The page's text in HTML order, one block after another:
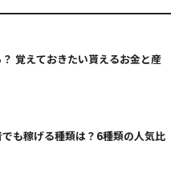
覚えておきたい貰えるお金と産
も稼げる種類は？6種類の人気比